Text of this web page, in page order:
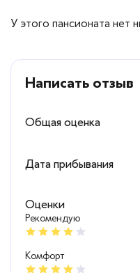
У этого пансионата нет
Написать отзыв
Общая оценка
Дата прибывания
Оценки
Рекомендую
Комфорт